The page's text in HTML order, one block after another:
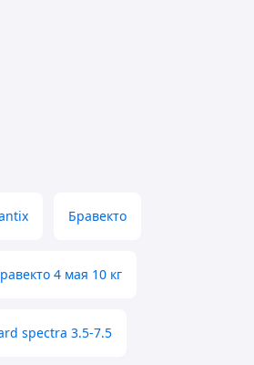
Бравекто
4 мая 10 кг
spectra 3.5-7.5